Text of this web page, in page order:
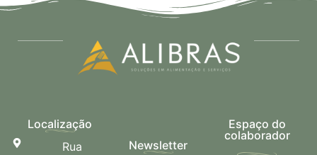
Localização
Rua
Newsletter
Espaço do
colaborador